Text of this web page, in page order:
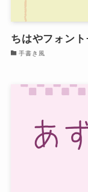
ちはやフォント
手書き風